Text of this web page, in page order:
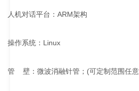
人机对话平台：ARM架构
操作系统：Linux
管 壁：微波消融针管；(可定制范围任